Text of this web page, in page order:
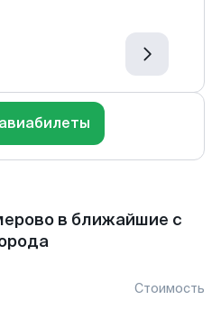
в ближайшие с
Стоимость